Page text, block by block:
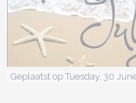
Geplaatst op Tuesday, 30